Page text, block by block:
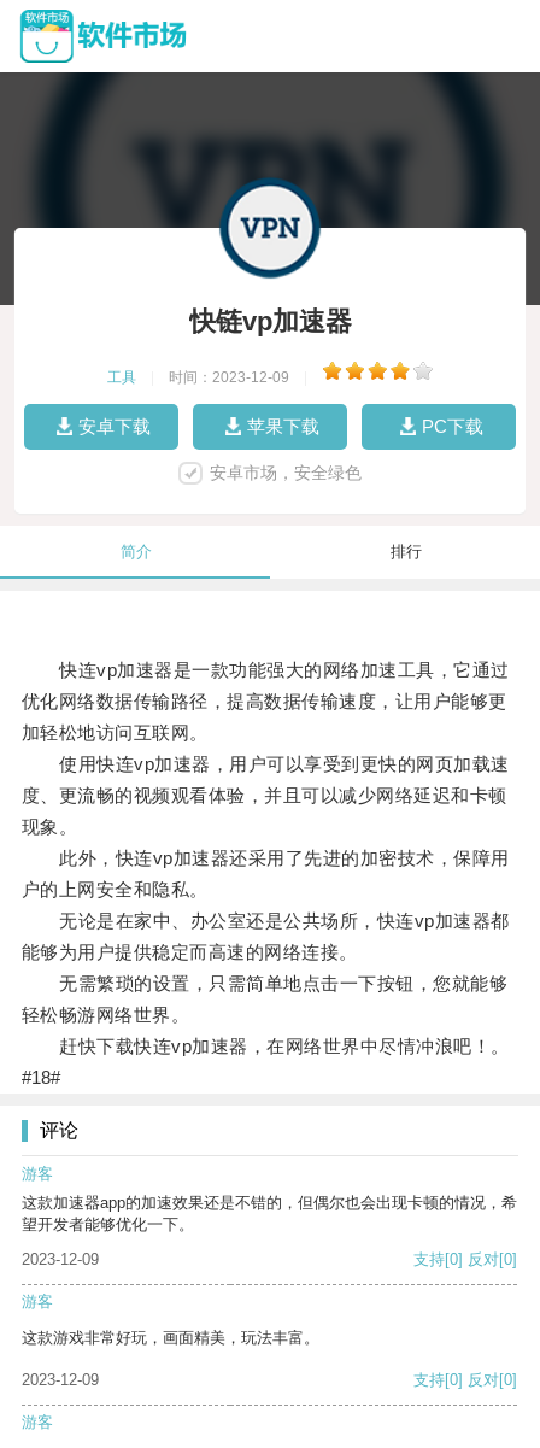
快链vp加速器
工具 时间：2023-12-09
安卓下载 苹果下载 PC下载
安卓市场，安全绿色
简介 排行
快连vp加速器是一款功能强大的网络加速工具，它通过
优化网络数据传输路径，提高数据传输速度，让用户能够更
加轻松地访问互联网。
使用快连vp加速器，用户可以享受到更快的网页加载速
度、更流畅的视频观看体验，并且可以减少网络延迟和卡顿
现象。
此外，快连vp加速器还采用了先进的加密技术，保障用
户的上网安全和隐私。
无论是在家中、办公室还是公共场所，快连vp加速器都
能够为用户提供稳定而高速的网络连接。
无需繁琐的设置，只需简单地点击一下按钮，您就能够
轻松畅游网络世界。
赶快下载快连vp加速器，在网络世界中尽情冲浪吧！。
#18#
评论
游客
这款加速器app的加速效果还是不错的，但偶尔也会出现卡顿的情况，希
望开发者能够优化一下。
2023-12-09
支持[0] 反对[0]
游客
这款游戏非常好玩，画面精美，玩法丰富。
2023-12-09 支持[0] 反对[0]
游客